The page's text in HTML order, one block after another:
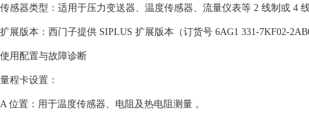
传感器类型‌：适用于压力变送器、温度传感器、流量仪表等 2 线制或 4
扩展版本‌：西门子提供 SIPLUS 扩展版本（订货号 6AG1 331-7KF02-
使用配置与故障诊断
‌量程卡设置‌：
‌A 位置‌：用于温度传感器、电阻及热电阻测量 。‌‌